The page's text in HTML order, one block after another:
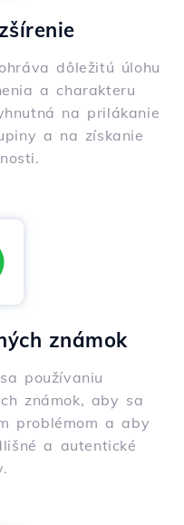
dôležitú úlohu
a charakteru
na prilákanie
a na získanie
známok
používaniu
známok, aby sa
problémom a aby
a autentické